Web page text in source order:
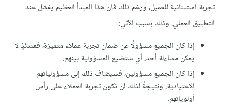
تجربة استثنائية للعميل، ورغم ذلك فإن هذا المبدأ العظيم يفشل عند
التطبيق العملي. وذلك بسبب الآتي:
إذا كان الجميع مسؤولًا عن ضمان تجربة عملاء متميزة، فعندئذٍ لا
يمكن مساءلة أحد، أي ستضيع المسؤولية بينهم.
إذا كان الجميع مسؤولين، فسيضاف ذلك إلى مسؤولياتهم
الاعتيادية، ونتيجةً لذلك لن تكون تجربة العملاء على رأس
أولوياتهم.